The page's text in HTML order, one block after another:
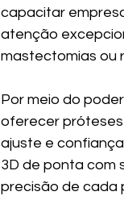
capacitar
atenção
mastectomias ou
Por meio do
oferecer
ajuste e
3D de ponta com
precisão de cada